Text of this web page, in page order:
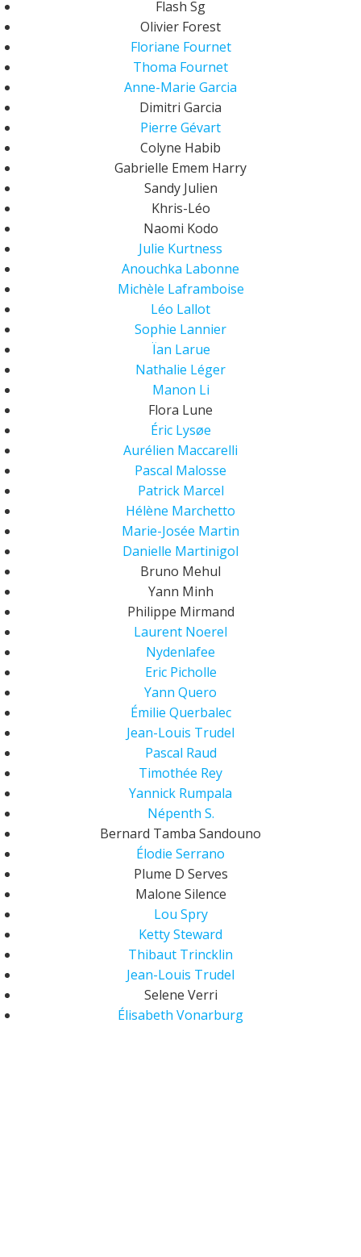
Flash Sg
Olivier Forest
Floriane Fournet
Thoma Fournet
Anne-Marie Garcia
Dimitri Garcia
Pierre Gévart
Colyne Habib
Gabrielle Emem Harry
Sandy Julien
Khris-Léo
Naomi Kodo
Julie Kurtness
Anouchka Labonne
Michèle Laframboise
Léo Lallot
Sophie Lannier
Ïan Larue
Nathalie Léger
Manon Li
Flora Lune
Éric Lysøe
Aurélien Maccarelli
Pascal Malosse
Patrick Marcel
Hélène Marchetto
Marie-Josée Martin
Danielle Martinigol
Bruno Mehul
Yann Minh
Philippe Mirmand
Laurent Noerel
Nydenlafee
Eric Picholle
Yann Quero
Émilie Querbalec
Jean-Louis Trudel
Pascal Raud
Timothée Rey
Yannick Rumpala
Népenth S.
Bernard Tamba Sandouno
Élodie Serrano
Plume D Serves
Malone Silence
Lou Spry
Ketty Steward
Thibaut Trincklin
Jean-Louis Trudel
Selene Verri
Élisabeth Vonarburg